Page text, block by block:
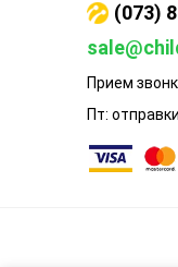
(073)
Прием
Пт: